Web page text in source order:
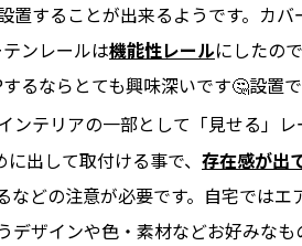
置することが出来るようです。カ
ンレールは機能性レールにしたの
るならとても興味深いです🤔設置
ンテリアの一部として「見せる」
出して取付ける事で、 存在感が出
などの注意が必要です。自宅では
デザインや色・素材などお好みな